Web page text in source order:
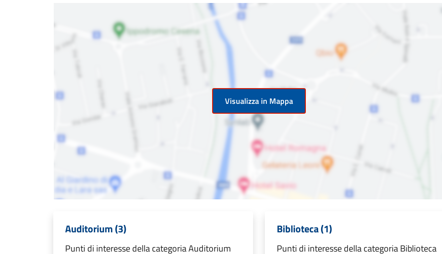
Visualizza in Mappa
Auditorium (3)
Punti di interesse della categoria Auditorium
Biblioteca (1)
Punti di interesse della categoria Biblioteca